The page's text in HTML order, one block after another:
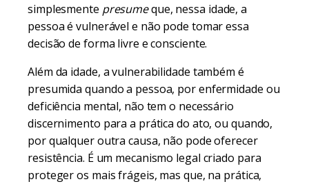
simplesmente presumeque, nessa idade, a
pessoa é vulnerável e não pode tomar essa
decisão de forma livre e consciente.
Além da idade, a vulnerabilidade também é
presumida quando a pessoa, por enfermidade ou
deficiência mental, não tem o necessário
discernimento para a prática do ato, ou quando,
por qualquer outra causa, não pode oferecer
resistência. É um mecanismo legal criado para
proteger os mais frágeis, mas que, na prática,